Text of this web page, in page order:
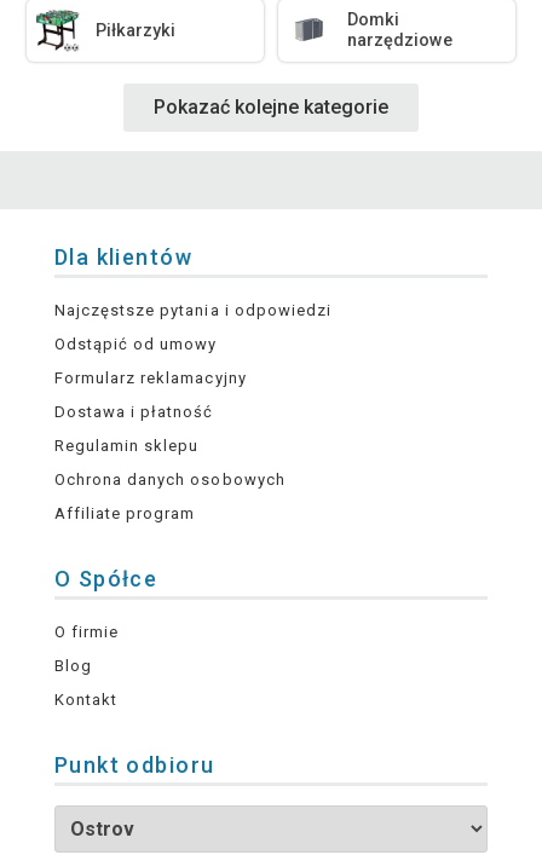
Piłkarzyki
Domki
narzędziowe
Pokazać kolejne kategorie
Dla klientów
Najczęstsze pytania i odpowiedzi
Odstąpić od umowy
Formularz reklamacyjny
Dostawa i płatność
Regulamin sklepu
Ochrona danych osobowych
Affiliate program
O Spółce
O firmie
Blog
Kontakt
Punkt odbioru